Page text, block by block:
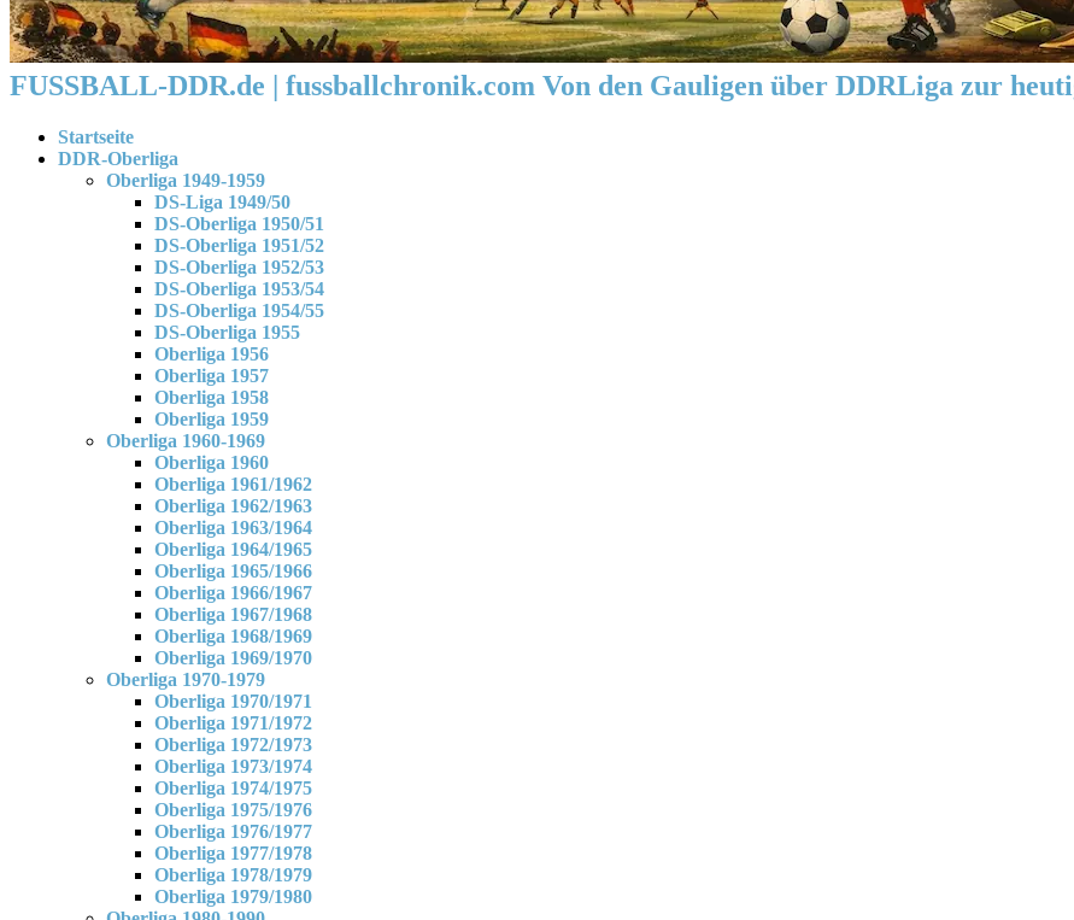
FUSSBALL-DDR.de | fussballchronik.com Von den Gauligen über DDRLiga zur
Startseite
DDR-Oberliga
Oberliga 1949-1959
DS-Liga 1949/50
DS-Oberliga 1950/51
DS-Oberliga 1951/52
DS-Oberliga 1952/53
DS-Oberliga 1953/54
DS-Oberliga 1954/55
DS-Oberliga 1955
Oberliga 1956
Oberliga 1957
Oberliga 1958
Oberliga 1959
Oberliga 1960-1969
Oberliga 1960
Oberliga 1961/1962
Oberliga 1962/1963
Oberliga 1963/1964
Oberliga 1964/1965
Oberliga 1965/1966
Oberliga 1966/1967
Oberliga 1967/1968
Oberliga 1968/1969
Oberliga 1969/1970
Oberliga 1970-1979
Oberliga 1970/1971
Oberliga 1971/1972
Oberliga 1972/1973
Oberliga 1973/1974
Oberliga 1974/1975
Oberliga 1975/1976
Oberliga 1976/1977
Oberliga 1977/1978
Oberliga 1978/1979
Oberliga 1979/1980